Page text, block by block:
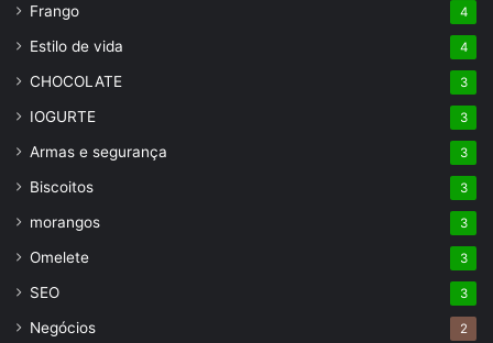
Frango 4
Estilo de vida 4
CHOCOLATE 3
IOGURTE 3
Armas e segurança 3
Biscoitos 3
morangos 3
Omelete 3
SEO 3
Negócios 2